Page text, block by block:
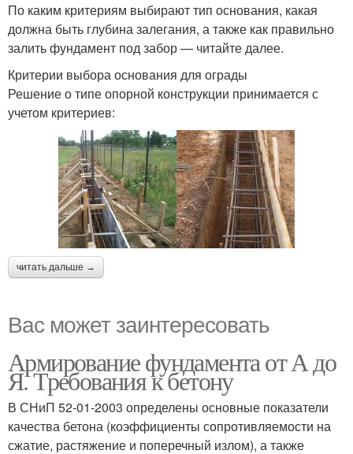
По каким критериям выбирают тип основания, какая
должна быть глубина залегания, а также как правильно
залить фундамент под забор — читайте далее.
Критерии выбора основания для ограды
Решение о типе опорной конструкции принимается с
учетом критериев:
читать дальше →
Вас может заинтересовать
Армирование фундамента от А до
Я. Требования к бетону
В СНиП 52-01-2003 определены основные показатели
качества бетона (коэффициенты сопротивляемости на
сжатие, растяжение и поперечный излом), а также